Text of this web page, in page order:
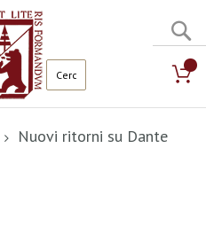
Nuovi ritorni su Dante